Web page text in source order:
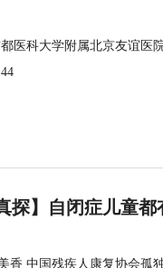
医科大学附属北京友谊医
探】自闭症儿童
香 中国残疾人康复协会孤